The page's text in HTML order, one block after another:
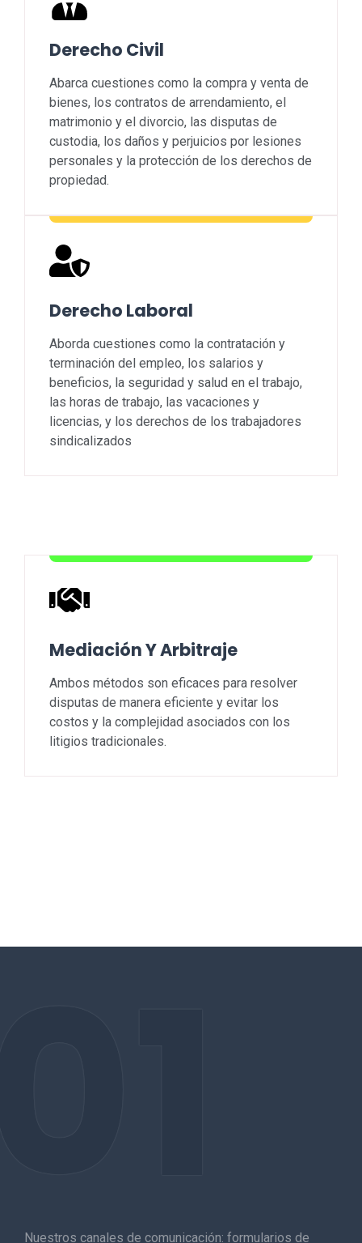
Derecho Civil
Abarca cuestiones como la compra y venta de
bienes, los contratos de arrendamiento, el
matrimonio y el divorcio, las disputas de
custodia, los daños y perjuicios por lesiones
personales y la protección de los derechos de
propiedad.
Derecho Laboral
Aborda cuestiones como la contratación y
terminación del empleo, los salarios y
beneficios, la seguridad y salud en el trabajo,
las horas de trabajo, las vacaciones y
licencias, y los derechos de los trabajadores
sindicalizados
Mediación Y Arbitraje
Ambos métodos son eficaces para resolver
disputas de manera eficiente y evitar los
costos y la complejidad asociados con los
litigios tradicionales.
Nuestros canales de comunicación: formularios de